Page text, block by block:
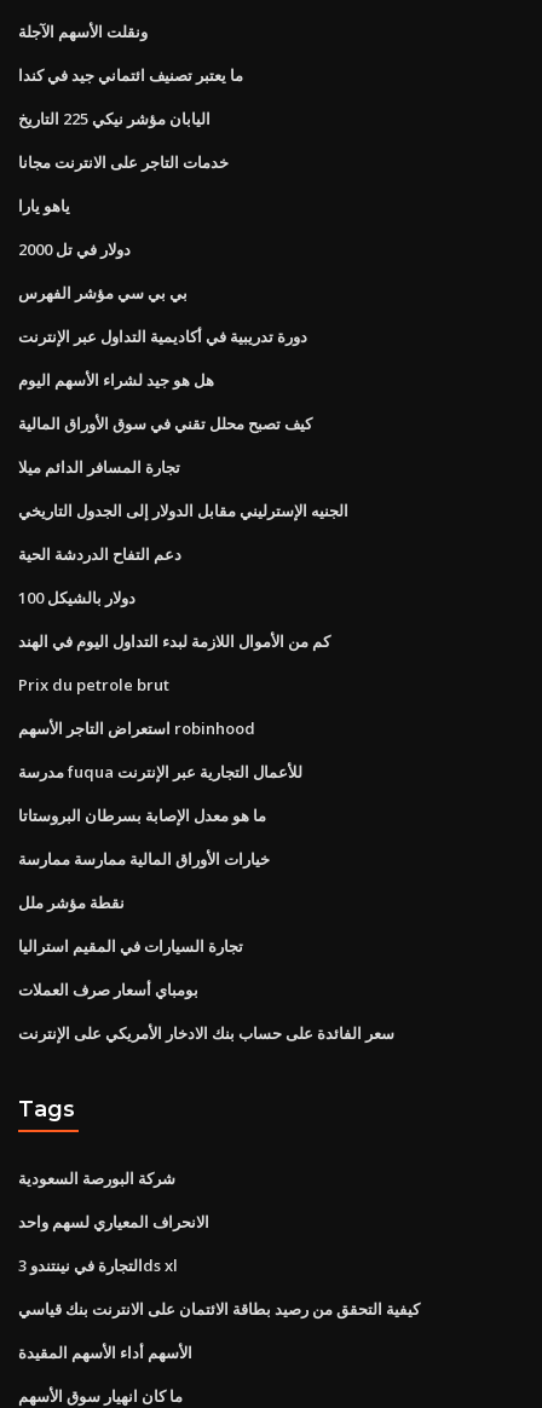
ونقلت الأسهم الآجلة
ما يعتبر تصنيف ائتماني جيد في كندا
اليابان مؤشر نيكي 225 التاريخ
خدمات التاجر على الانترنت مجانا
ياهو يارا
2000 دولار في تل
بي بي سي مؤشر الفهرس
دورة تدريبية في أكاديمية التداول عبر الإنترنت
هل هو جيد لشراء الأسهم اليوم
كيف تصبح محلل تقني في سوق الأوراق المالية
تجارة المسافر الدائم ميلا
الجنيه الإسترليني مقابل الدولار إلى الجدول التاريخي
دعم التفاح الدردشة الحية
100 دولار بالشيكل
كم من الأموال اللازمة لبدء التداول اليوم في الهند
Prix du petrole brut
استعراض التاجر الأسهم robinhood
مدرسة fuqua للأعمال التجارية عبر الإنترنت
ما هو معدل الإصابة بسرطان البروستاتا
خيارات الأوراق المالية ممارسة ممارسة
نقطة مؤشر ملل
تجارة السيارات في المقيم استراليا
بومباي أسعار صرف العملات
سعر الفائدة على حساب بنك الادخار الأمريكي على الإنترنت
Tags
شركة البورصة السعودية
الانحراف المعياري لسهم واحد
التجارة في نينتندو 3ds xl
كيفية التحقق من رصيد بطاقة الائتمان على الانترنت بنك قياسي
الأسهم أداء الأسهم المقيدة
ما كان انهيار سوق الأسهم